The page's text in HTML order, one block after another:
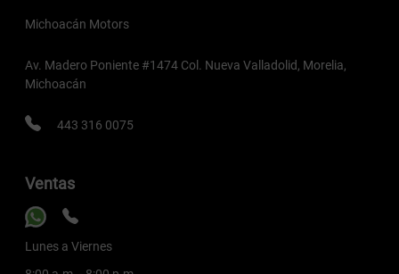
Michoacán Motors
Av. Madero Poniente #1474 Col. Nueva Valladolid, Morelia,
Michoacán
443 316 0075
Ventas
Lunes a Viernes